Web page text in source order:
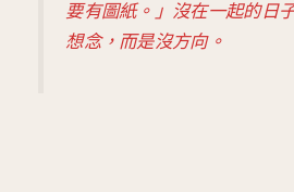
要有圖紙。」沒在一起的日
想念，而是沒方向。